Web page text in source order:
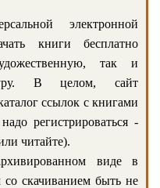
электронной
книги бесплатно
так и
В целом, сайт
ссылок с книгами
регистрироваться -
читайте).
виде в
скачиванием быть не